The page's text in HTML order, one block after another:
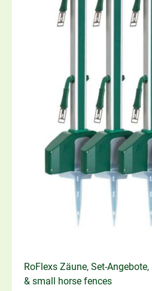
RoFlexs Zäune, Set-Angebote,
& small horse fences